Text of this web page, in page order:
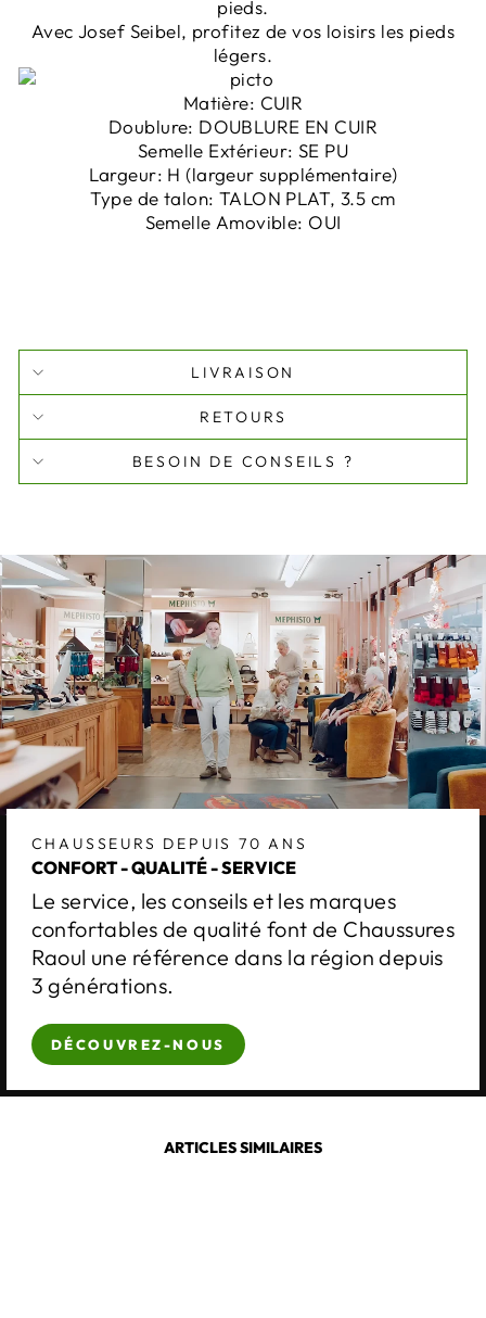
pieds.
Avec Josef Seibel, profitez de vos loisirs les pieds
légers.
Matière: CUIR
Doublure: DOUBLURE EN CUIR
Semelle Extérieur: SE PU
Largeur: H (largeur supplémentaire)
Type de talon: TALON PLAT, 3.5 cm
Semelle Amovible: OUI
LIVRAISON
RETOURS
BESOIN DE CONSEILS ?
CHAUSSEURS DEPUIS 70 ANS
CONFORT - QUALITÉ - SERVICE
Le service, les conseils et les marques
confortables de qualité font de Chaussures
Raoul une référence dans la région depuis
3 générations.
DÉCOUVREZ-NOUS
ARTICLES SIMILAIRES